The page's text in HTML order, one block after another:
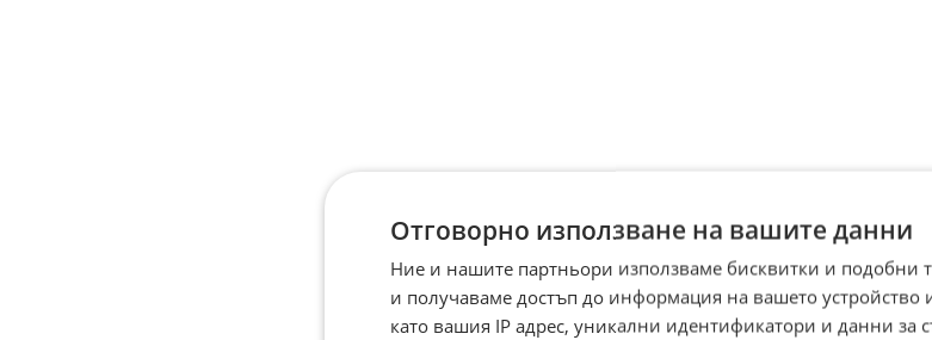
Отговорно използване на вашите данни
Ние и нашите партньори използваме бисквитки и подобни
и получаваме достъп до информация на вашето
като вашия IP адрес, уникални идентификатори и данни за